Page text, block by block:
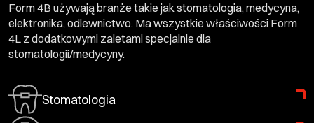
Form 4B używają branże takie jak stomatologia, medycyna,
elektronika, odlewnictwo. Ma wszystkie właściwości Form
4L z dodatkowymi zaletami specjalnie dla
stomatologii/medycyny.
Stomatologia